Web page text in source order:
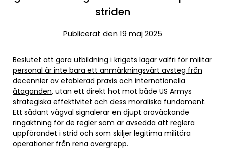
striden
Publicerat den 19 maj 2025
Beslutet att göra utbildning i krigets lagar valfri för militär
personal är inte bara ett anmärkningsvärt avsteg från
decennier av etablerad praxis och internationella
åtaganden, utan ett direkt hot mot både US Armys
strategiska effektivitet och dess moraliska fundament.
Ett sådant vägval signalerar en djupt oroväckande
ringaktning för de regler som är avsedda att reglera
uppförandet i strid och som skiljer legitima militära
operationer från rena övergrepp.